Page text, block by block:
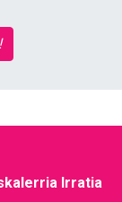
Irratia